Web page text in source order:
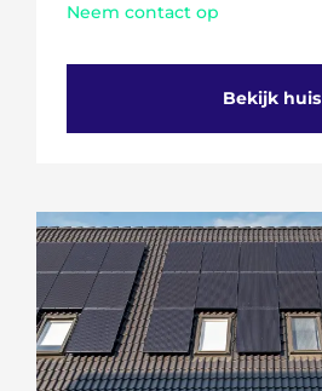
Neem contact op
Bekijk huis